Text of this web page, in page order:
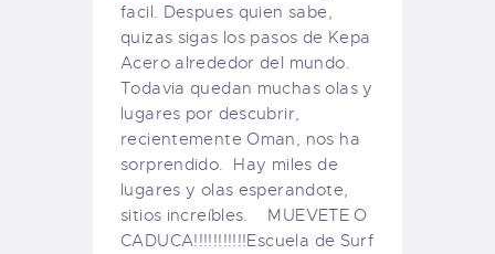
facil. Despues quien sabe,
quizas sigas los pasos de Kepa
Acero alrededor del mundo.
Todavia quedan muchas olas y
lugares por descubrir,
recientemente Oman, nos ha
sorprendido. Hay miles de
lugares y olas esperandote,
sitios increíbles. MUEVETE O
CADUCA!!!!!!!!!!!Escuela de Surf